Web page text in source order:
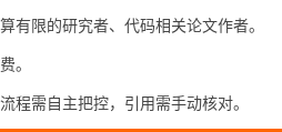
有限的研究者、代码相关论文作者。
。
程需自主把控，引用需手动核对。